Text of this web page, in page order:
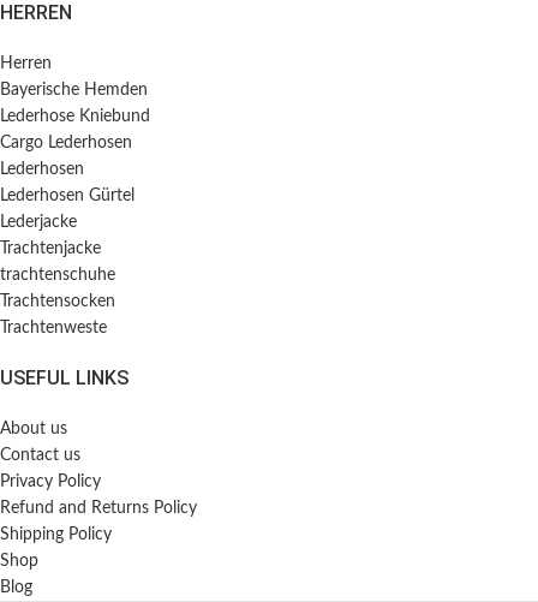
HERREN
Herren
Bayerische Hemden​
Lederhose Kniebund
Cargo Lederhosen
Lederhosen
Lederhosen Gürtel
Lederjacke
Trachtenjacke
trachtenschuhe
Trachtensocken
Trachtenweste
USEFUL LINKS
About us
Contact us
Privacy Policy
Refund and Returns Policy
Shipping Policy
Shop
Blog